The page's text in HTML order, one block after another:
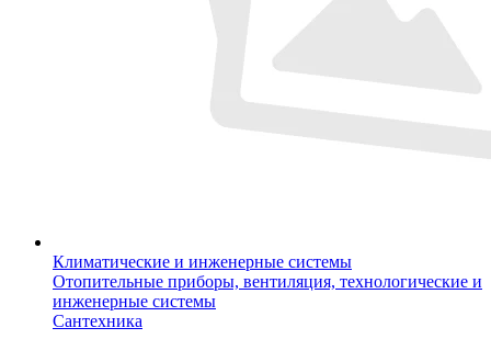
Климатические и инженерные системы
Отопительные приборы, вентиляция, технологические и
инженерные системы
Сантехника